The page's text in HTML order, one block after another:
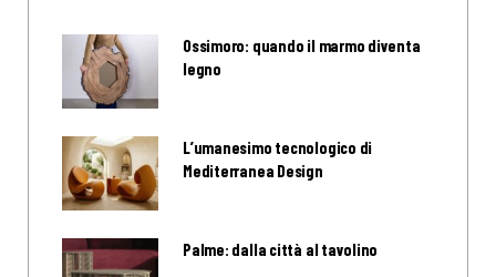
Ossimoro: quando il marmo diventa
legno
L’umanesimo tecnologico di
Mediterranea Design
Palme: dalla città al tavolino